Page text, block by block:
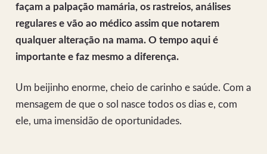
façam a palpação mamária, os rastreios, análises
regulares e vão ao médico assim que notarem
qualquer alteração na mama. O tempo aqui é
importante e faz mesmo a diferença.
Um beijinho enorme, cheio de carinho e saúde. Com a
mensagem de que o sol nasce todos os dias e, com
ele, uma imensidão de oportunidades.